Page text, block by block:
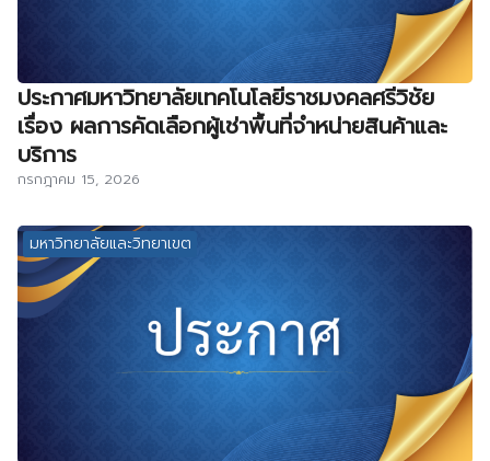
ประกาศมหาวิทยาลัยเทคโนโลยีราชมงคลศรีวิชัย
เรื่อง ผลการคัดเลือกผู้เช่าพื้นที่จำหน่ายสินค้าและ
บริการ
กรกฎาคม 15, 2026
มหาวิทยาลัยและวิทยาเขต